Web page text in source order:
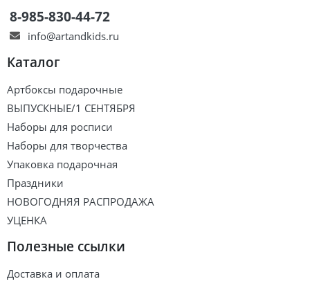
8-985-830-44-72
info@artandkids.ru
Каталог
Артбоксы подарочные
ВЫПУСКНЫЕ/1 СЕНТЯБРЯ
Наборы для росписи
Наборы для творчества
Упаковка подарочная
Праздники
НОВОГОДНЯЯ РАСПРОДАЖА
УЦЕНКА
Полезные ссылки
Доставка и оплата